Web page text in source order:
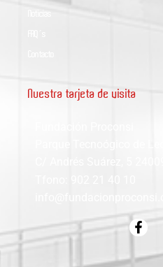
Noticias
Nuestra tarjeta de visita